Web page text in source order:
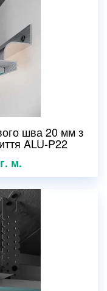
шва 20 мм з
ALU-P22
м.